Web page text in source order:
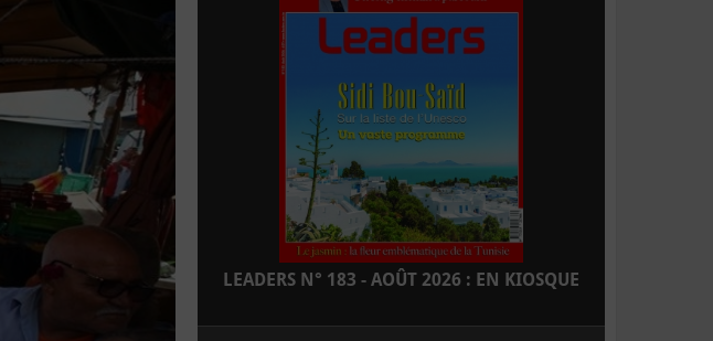
LEADERS N° 183 - AOÛT 2026 : EN KIOSQUE